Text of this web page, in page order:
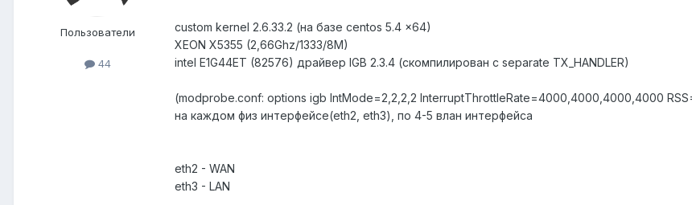
Пользователи
44
custom kernel 2.6.33.2 (на базе centos 5.4 x64)
XEON X5355 (2,66Ghz/1333/8M)
intel E1G44ET (82576) драйвер IGB 2.3.4 (скомпилирован с separate TX_HANDLER)
(modprobe.conf: options igb IntMode=2,2,2,2 InterruptThrottleRate=4000,4000,4000,4000
на каждом физ интерфейсе(eth2, eth3), по 4-5 влан интерфейса
eth2 - WAN
eth3 - LAN